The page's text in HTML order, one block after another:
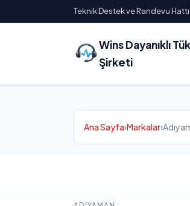
Teknik Destek ve Randevu Hattı
Wins Dayanıklı
Şirketi
Ana Sayfa›Markalar›